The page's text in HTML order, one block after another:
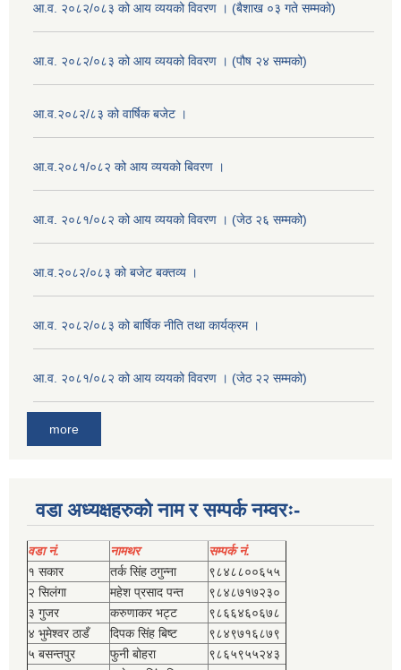
आ.व. २०८२/०८३ को आय व्ययको विवरण । (बैशाख ०३ गते सम्मको)
आ.व. २०८२/०८३ को आय व्ययको विवरण । (पौष २४ सम्मको)
आ.व.२०८२/८३ को वार्षिक बजेट ।
आ.व.२०८१/०८२ को आय व्ययको बिवरण ।
आ.व. २०८१/०८२ को आय व्ययको विवरण । (जेठ २६ सम्मको)
आ.व.२०८२/०८३ को बजेट बक्तव्य ।
आ.व. २०८२/०८३ को बार्षिक नीति तथा कार्यक्रम ।
आ.व. २०८१/०८२ को आय व्ययको विवरण । (जेठ २२ सम्मको)
more
वडा अध्यक्षहरुको नाम र सम्पर्क नम्वरः-
वडा नं. नामथर
सम्पर्क नं.
१ सकार
तर्क सिंह ठगुन्‍ना
९८४८८००६५५
२ सिलंगा
महेश प्रसाद पन्त
९८४८७१७२३०
३ गुजर
करुणाकर भट्ट
९८६६४६०६७८
४ भुमेश्‍वर ठाडँ
दिपक सिंह बिष्‍ट
९८४९७१६८७९
५ बसन्तपुर
फुनी बोहरा
९८६५९५५२४३